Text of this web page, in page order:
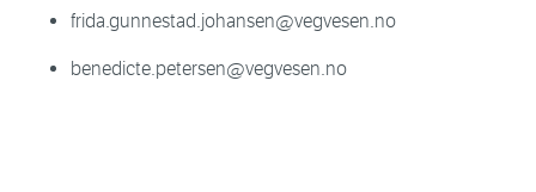
frida.gunnestad.johansen@vegvesen.no
benedicte.petersen@vegvesen.no